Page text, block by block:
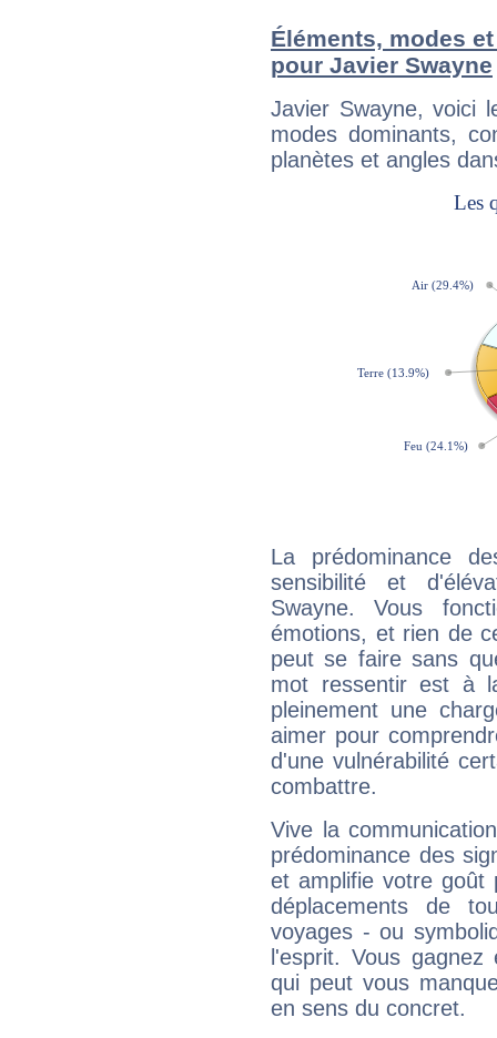
Éléments, modes
pour Javier Swayne
Javier Swayne, voici
modes dominants,
planètes et angles
La prédominance
sensibilité et
Swayne. Vous
émotions, et rien de
peut se faire sans
mot ressentir est à
pleinement une
aimer pour
d'une vulnérabilité
combattre.
Vive la
prédominance des
et amplifie votre goût
déplacements de
voyages - ou
l'esprit. Vous
qui peut vous
en sens du concret.